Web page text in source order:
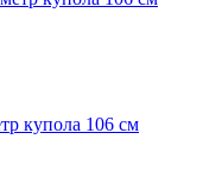
купола 106 см